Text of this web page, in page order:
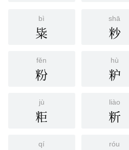
bì
粊
shā
粆
fěn
粉
hù
粐
jù
粔
liào
䉼
qí róu